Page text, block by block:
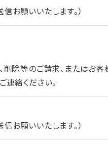
信お願いいたします。）
除等のご請求、またはお
絡ください。
信お願いいたします。）